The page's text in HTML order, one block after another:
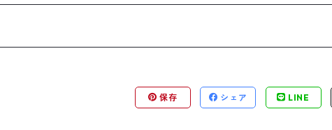
保存 シェア LINE